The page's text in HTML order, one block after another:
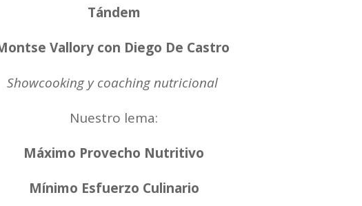
Tándem
Vallory con Diego De Castro
Showcooking y coaching nutricional
Nuestro lema:
Máximo Provecho Nutritivo
Mínimo Esfuerzo Culinario